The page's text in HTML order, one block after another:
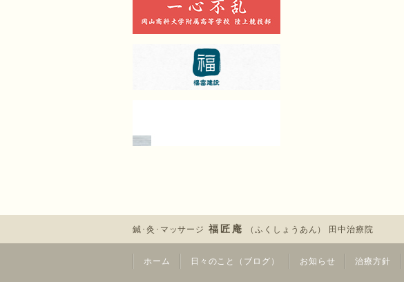
鍼･灸･マッサージ 福匠庵 （ふくしょうあん） 田中治療院
ホーム 日々のこと（ブログ） お知らせ 治療方針